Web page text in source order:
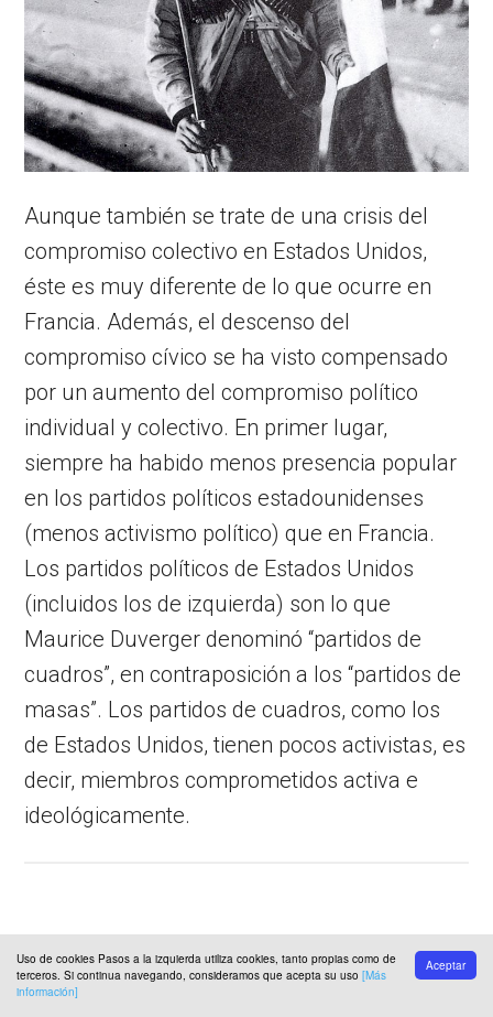
Aceptar
Uso de cookies Pasos a la izquierda utiliza cookies, tanto propias como de
terceros. Si continua navegando, consideramos que acepta su uso [Más
información]
Aunque también se trate de una crisis del
compromiso colectivo en Estados Unidos,
éste es muy diferente de lo que ocurre en
Francia. Además, el descenso del
compromiso cívico se ha visto compensado
por un aumento del compromiso político
individual y colectivo. En primer lugar,
siempre ha habido menos presencia popular
en los partidos políticos estadounidenses
(menos activismo político) que en Francia.
Los partidos políticos de Estados Unidos
(incluidos los de izquierda) son lo que
Maurice Duverger denominó “partidos de
cuadros”, en contraposición a los “partidos de
masas”. Los partidos de cuadros, como los
de Estados Unidos, tienen pocos activistas, es
decir, miembros comprometidos activa e
ideológicamente.
Imágenes de la clase
obrera